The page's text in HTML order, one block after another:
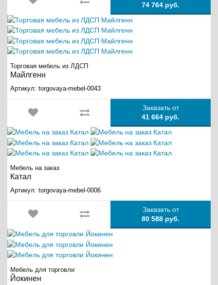
74 764 руб.
Торговая мебель из ЛДСП
Майлгенн
Артикул: torgovaya-mebel-0043
Заказать от
41 664 руб.
Мебель на заказ
Катал
Артикул: torgovaya-mebel-0006
Заказать от
80 588 руб.
Мебель для торговли
Йокинен